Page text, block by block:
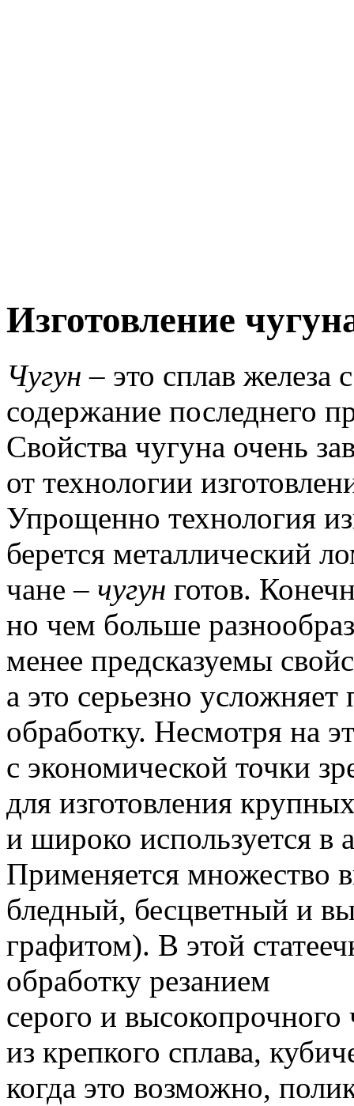
Изготовление
Чугун – это сплав железа
содержание последнего
Свойства чугуна очень
от технологии
Упрощенно технология
берется металлический
чане – чугун готов.
но чем больше
менее предсказуемы
а это серьезно
обработку. Несмотря на
с экономической точки
для изготовления
и широко используется в
Применяется множество
бледный, бесцветный и
графитом). В этой
обработку резанием
серого и
из крепкого сплава,
когда это возможно,